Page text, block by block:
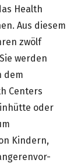
Health
Aus diesem
zwölf
werden
dem
Centers
oder
Kindern,